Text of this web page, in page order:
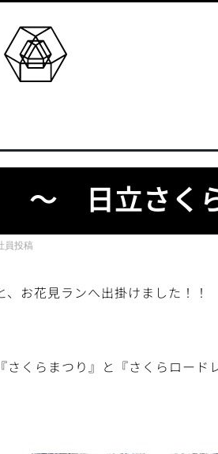
～ 日立さく
員投稿
お花見ランへ出掛けました！！
さくらまつり』と『さくらロード